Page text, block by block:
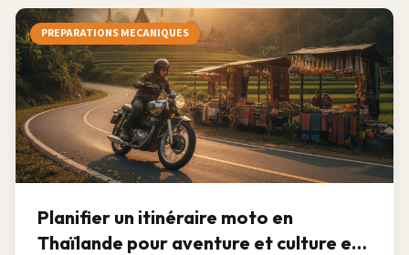
PREPARATIONS MECANIQUES
Planifier un itinéraire moto en
Thaïlande pour aventure et culture en